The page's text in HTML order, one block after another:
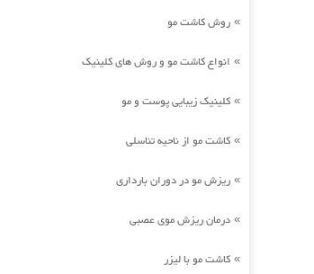
» روش کاشت مو
» انواع کاشت مو و روش های کلینیک
» کلینیک زیبایی پوست و مو
» کاشت مو از ناحیه تناسلی
» ریزش مو در دوران بارداری
» درمان ریزش موی عصبی
» کاشت مو با لیزر